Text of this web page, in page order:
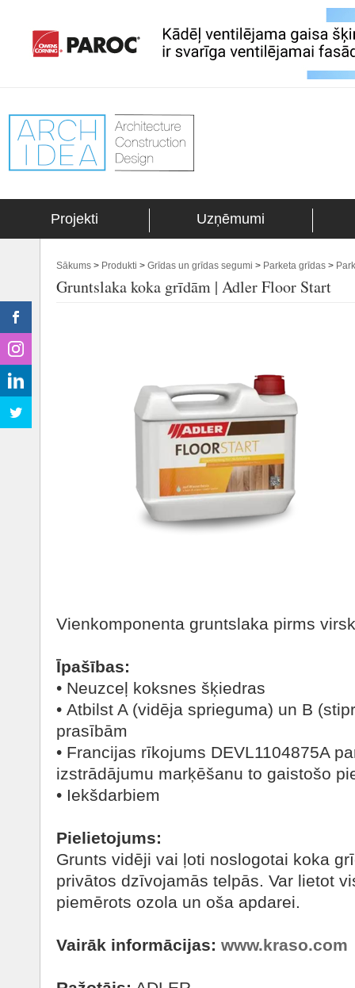
Projekti Uzņēmumi
Sākums > Produkti > Grīdas un grīdas segumi > Parketa grīdas >
Gruntslaka koka grīdām | Adler Floor Start
Vienkomponenta gruntslaka pirms
Īpašības:
• Neuzceļ koksnes šķiedras
• Atbilst A (vidēja sprieguma) un B
prasībām
• Francijas rīkojums DEVL1104875A
izstrādājumu marķēšanu to gaistošo
• Iekšdarbiem
Pielietojums:
Grunts vidēji vai ļoti noslogotai koka
privātos dzīvojamās telpās. Var lietot
piemērots ozola un oša apdarei.
Vairāk informācijas: www.kraso.com